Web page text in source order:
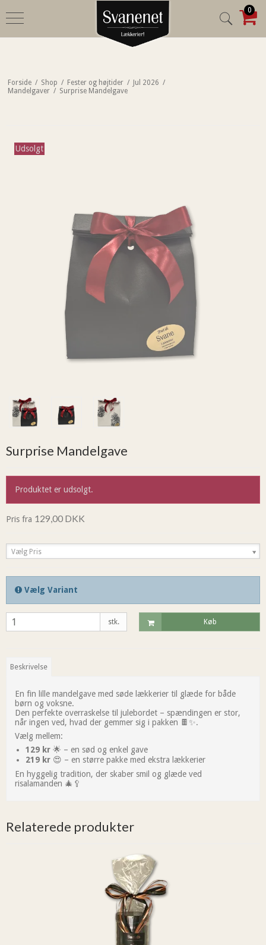
0
Forside / Shop / Fester og højtider / Jul 2026 /
Mandelgaver / Surprise Mandelgave
Udsolgt
Surprise Mandelgave
Produktet er udsolgt.
Pris fra 129,00 DKK
Vælg Pris
Vælg Variant
stk. Køb
Beskrivelse
En fin lille mandelgave med søde lækkerier til glæde for både
børn og voksne.
Den perfekte overraskelse til julebordet – spændingen er stor,
når ingen ved, hvad der gemmer sig i pakken 🍫✨.
Vælg mellem:
129 kr🌟 – en sød og enkel gave
219 kr😍 – en større pakke med ekstra lækkerier
En hyggelig tradition, der skaber smil og glæde ved
risalamanden 🎄🥄
Relaterede produkter